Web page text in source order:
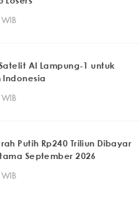
AI Lampung-1 untuk
Indonesia
Putih Rp240 Triliun Dibayar
September 2026